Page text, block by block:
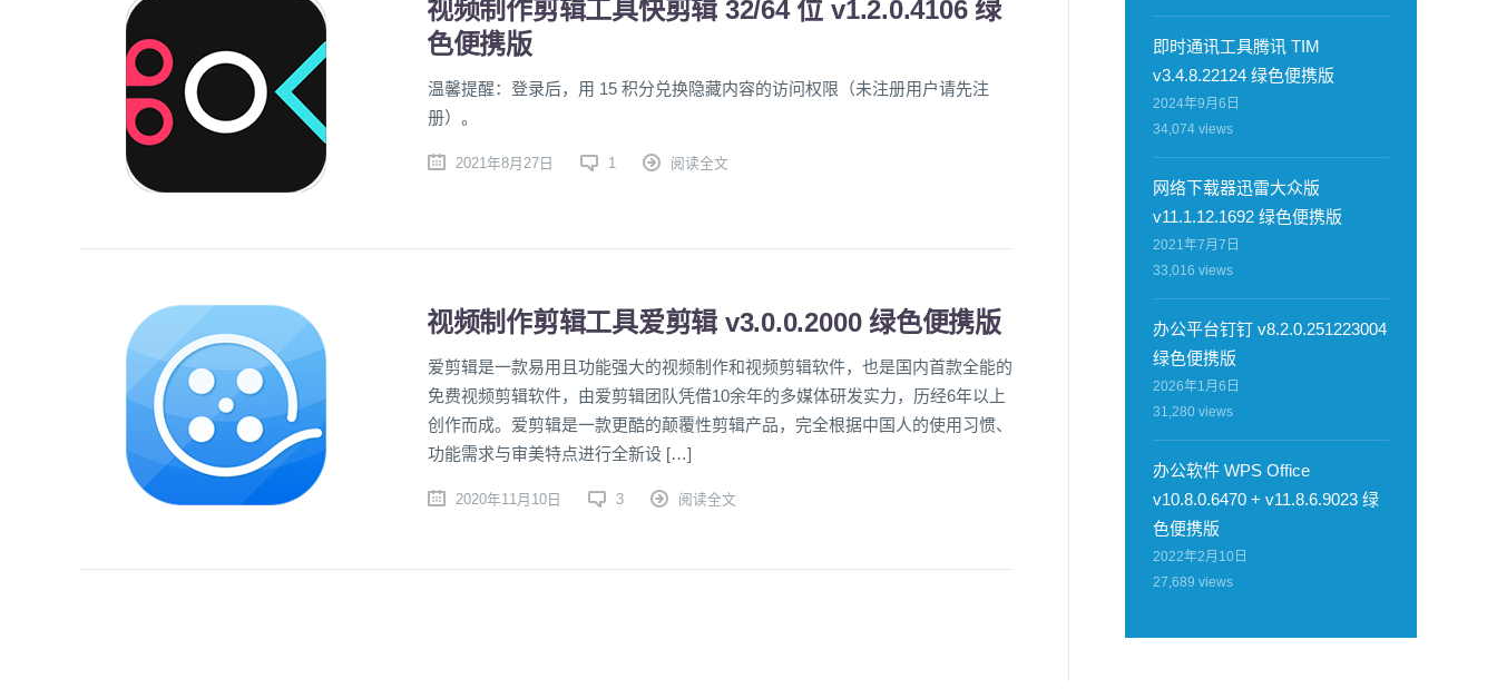
视频制作剪辑工具快剪辑 32/64 位 v1.2.0.4106 绿
色便携版
温馨提醒：登录后，用 15 积分兑换隐藏内容的访问权限（未注册用户请先注
册）。
2021年8月27日 1 阅读全文
视频制作剪辑工具爱剪辑 v3.0.0.2000 绿色便携版
爱剪辑是一款易用且功能强大的视频制作和视频剪辑软件，也是国内首款全能的
免费视频剪辑软件，由爱剪辑团队凭借10余年的多媒体研发实力，历经6年以上
创作而成。爱剪辑是一款更酷的颠覆性剪辑产品，完全根据中国人的使用习惯、
功能需求与审美特点进行全新设 […]
2020年11月10日 3 阅读全文
即时通讯工具腾讯 TIM
v3.4.8.22124 绿色便携版
2024年9月6日
34,074 views
网络下载器迅雷大众版
v11.1.12.1692 绿色便携版
2021年7月7日
33,016 views
办公平台钉钉 v8.2.0.251223004
绿色便携版
2026年1月6日
31,280 views
办公软件 WPS Office
v10.8.0.6470 + v11.8.6.9023 绿
色便携版
2022年2月10日
27,689 views